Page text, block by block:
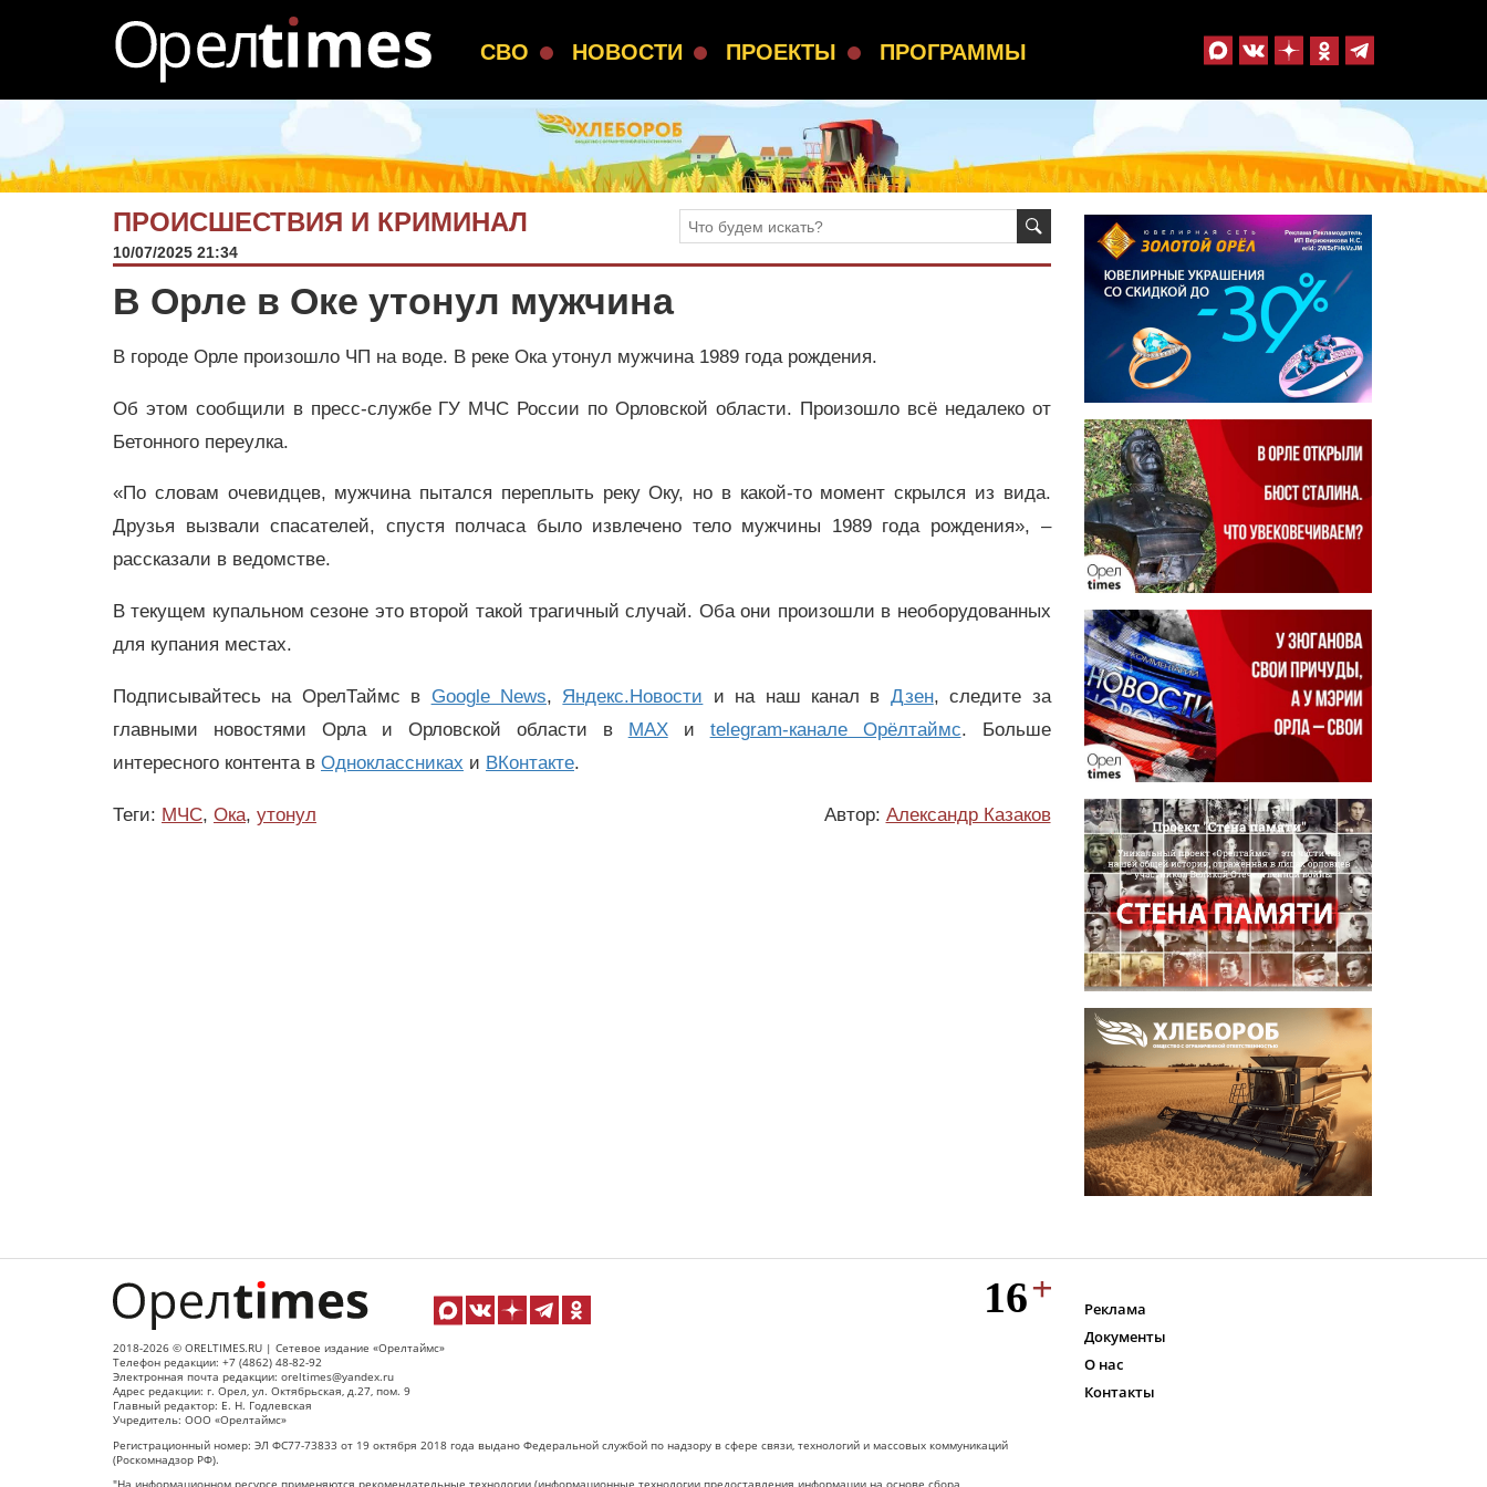
СВО НОВОСТИ ПРОЕКТЫ ПРОГРАММЫ
ПРОИСШЕСТВИЯ И КРИМИНАЛ
10/07/2025 21:34
В Орле в Оке утонул мужчина
В городе Орле произошло ЧП на воде. В реке Ока утонул мужчина 1989 года рождения.
Об этом сообщили в пресс-службе ГУ МЧС России по Орловской области. Произошло всё недалеко от
Бетонного переулка.
«По словам очевидцев, мужчина пытался переплыть реку Оку, но в какой-то момент скрылся из вида.
Друзья вызвали спасателей, спустя полчаса было извлечено тело мужчины 1989 года рождения», –
рассказали в ведомстве.
В текущем купальном сезоне это второй такой трагичный случай. Оба они произошли в необорудованных
для купания местах.
Подписывайтесь на ОрелТаймс в Google News, Яндекс.Новости и на наш канал в Дзен, следите за
главными новостями Орла и Орловской области в MAXи telegram-канале Орёлтаймс. Больше
интересного контента в Одноклассниках и ВКонтакте.
Теги: МЧС, Ока, утонул Автор: Александр Казаков
2018-2026 © ORELTIMES.RU | Сетевое издание «Орелтаймс»
Телефон редакции: +7 (4862) 48-82-92
Электронная почта редакции: oreltimes@yandex.ru
Адрес редакции: г. Орел, ул. Октябрьская, д.27, пом. 9
Главный редактор: Е. Н. Годлевская
Учредитель: ООО «Орелтаймс»
Регистрационный номер: ЭЛ ФС77-73833 от 19 октября 2018 года выдано Федеральной службой по надзору в сфере связи, технологий и массовых коммуникаций
(Роскомнадзор РФ).
Реклама
Документы
О нас
Контакты